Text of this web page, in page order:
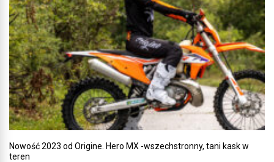
Nowość 2023 od Origine. Hero MX -wszechstronny, tani kask w
teren